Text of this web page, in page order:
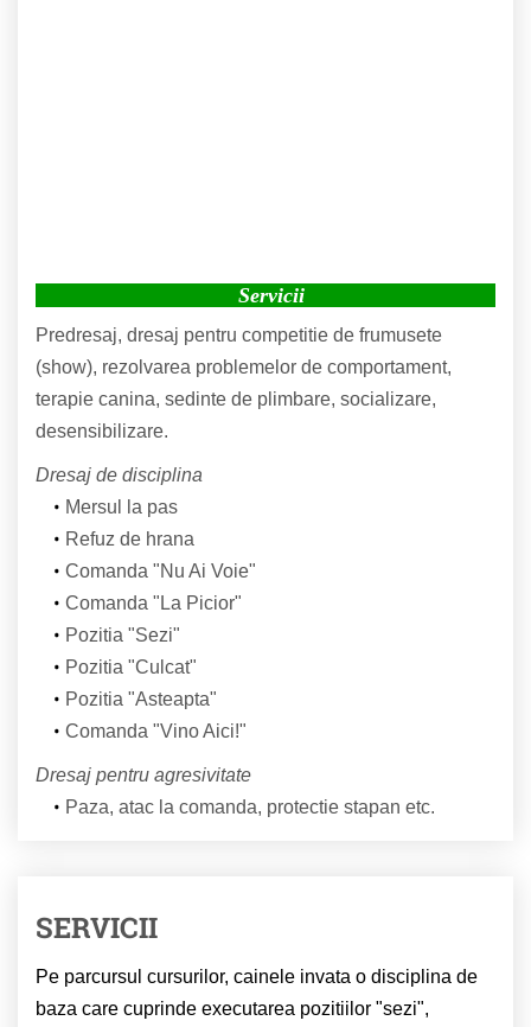
Servicii
Predresaj, dresaj pentru competitie de frumusete
(show), rezolvarea problemelor de comportament,
terapie canina, sedinte de plimbare, socializare,
desensibilizare.
Dresaj de disciplina
Mersul la pas
Refuz de hrana
Comanda "Nu Ai Voie"
Comanda "La Picior"
Pozitia "Sezi"
Pozitia "Culcat"
Pozitia "Asteapta"
Comanda "Vino Aici!"
Dresaj pentru agresivitate
Paza, atac la comanda, protectie stapan etc.
SERVICII
Pe parcursul cursurilor, cainele invata o disciplina de
baza care cuprinde executarea pozitiilor "sezi",